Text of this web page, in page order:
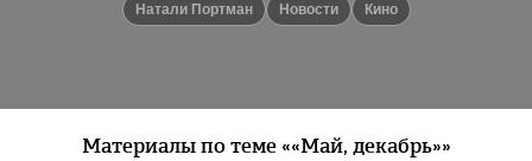
Натали Портман
новости кино
Материалы по теме ««Май, декабрь»»